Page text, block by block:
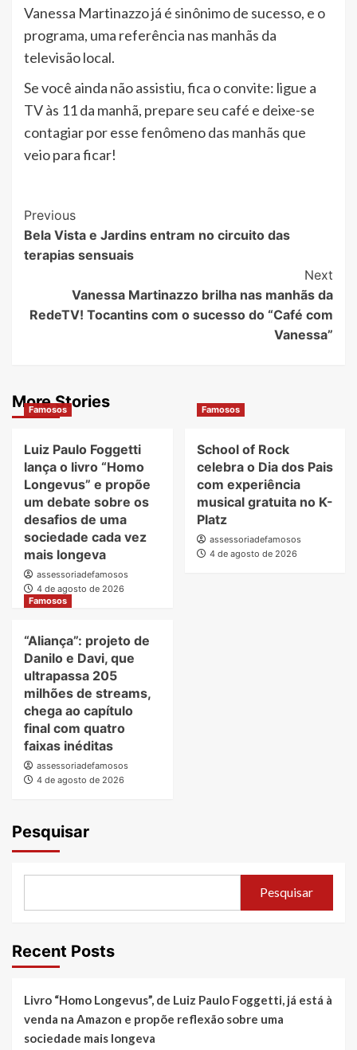
Vanessa Martinazzo já é sinônimo de sucesso, e o
programa, uma referência nas manhãs da
televisão local.
Se você ainda não assistiu, fica o convite: ligue a
TV às 11 da manhã, prepare seu café e deixe-se
contagiar por esse fenômeno das manhãs que
veio para ficar!
Post
Navigation
Previous
Bela Vista e Jardins entram no circuito das
terapias sensuais
Next
Vanessa Martinazzo brilha nas manhãs da
RedeTV! Tocantins com o sucesso do “Café com
Vanessa”
More Stories
Famosos
Luiz Paulo Foggetti
lança o livro “Homo
Longevus” e propõe
um debate sobre os
desafios de uma
sociedade cada vez
mais longeva
assessoriadefamosos
4 de agosto de 2026
Famosos
School of Rock
celebra o Dia dos Pais
com experiência
musical gratuita no K-
Platz
assessoriadefamosos
4 de agosto de 2026
Famosos
“Aliança”: projeto de
Danilo e Davi, que
ultrapassa 205
milhões de streams,
chega ao capítulo
final com quatro
faixas inéditas
assessoriadefamosos
4 de agosto de 2026
Pesquisar
Pesquisar
Recent Posts
Livro “Homo Longevus”, de Luiz Paulo Foggetti, já está à
venda na Amazon e propõe reflexão sobre uma
sociedade mais longeva